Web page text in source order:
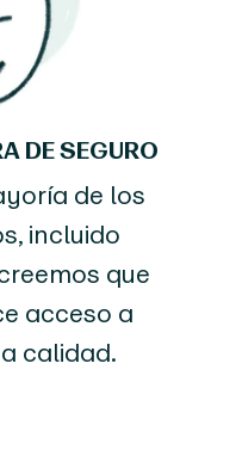
DE SEGURO
de los
incluido
que
acceso a
calidad.